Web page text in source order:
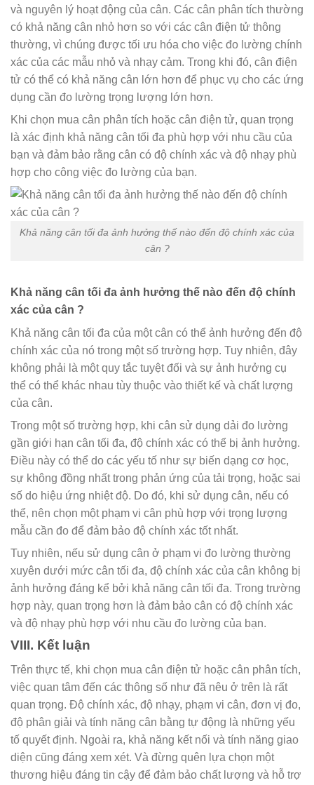
và nguyên lý hoạt động của cân. Các cân phân tích thường
có khả năng cân nhỏ hơn so với các cân điện tử thông
thường, vì chúng được tối ưu hóa cho việc đo lường chính
xác của các mẫu nhỏ và nhạy cảm. Trong khi đó, cân điện
tử có thể có khả năng cân lớn hơn để phục vụ cho các ứng
dụng cần đo lường trọng lượng lớn hơn.
Khi chọn mua cân phân tích hoặc cân điện tử, quan trọng
là xác định khả năng cân tối đa phù hợp với nhu cầu của
bạn và đảm bảo rằng cân có độ chính xác và độ nhạy phù
hợp cho công việc đo lường của bạn.
Khả năng cân tối đa ảnh hưởng thế nào đến độ chính xác của
cân ?
Khả năng cân tối đa ảnh hưởng thế nào đến độ chính
xác của cân ?
Khả năng cân tối đa của một cân có thể ảnh hưởng đến độ
chính xác của nó trong một số trường hợp. Tuy nhiên, đây
không phải là một quy tắc tuyệt đối và sự ảnh hưởng cụ
thể có thể khác nhau tùy thuộc vào thiết kế và chất lượng
của cân.
Trong một số trường hợp, khi cân sử dụng dải đo lường
gần giới hạn cân tối đa, độ chính xác có thể bị ảnh hưởng.
Điều này có thể do các yếu tố như sự biến dạng cơ học,
sự không đồng nhất trong phản ứng của tải trọng, hoặc sai
số do hiệu ứng nhiệt độ. Do đó, khi sử dụng cân, nếu có
thể, nên chọn một phạm vi cân phù hợp với trọng lượng
mẫu cần đo để đảm bảo độ chính xác tốt nhất.
Tuy nhiên, nếu sử dụng cân ở phạm vi đo lường thường
xuyên dưới mức cân tối đa, độ chính xác của cân không bị
ảnh hưởng đáng kể bởi khả năng cân tối đa. Trong trường
hợp này, quan trọng hơn là đảm bảo cân có độ chính xác
và độ nhạy phù hợp với nhu cầu đo lường của bạn.
VIII. Kết luận
Trên thực tế, khi chọn mua cân điện tử hoặc cân phân tích,
việc quan tâm đến các thông số như đã nêu ở trên là rất
quan trọng. Độ chính xác, độ nhạy, phạm vi cân, đơn vị đo,
độ phân giải và tính năng cân bằng tự động là những yếu
tố quyết định. Ngoài ra, khả năng kết nối và tính năng giao
diện cũng đáng xem xét. Và đừng quên lựa chọn một
thương hiệu đáng tin cậy để đảm bảo chất lượng và hỗ trợ